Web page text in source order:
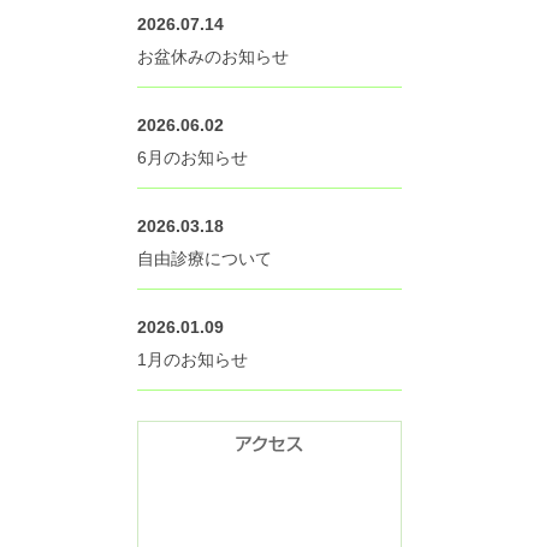
2026.07.14
お盆休みのお知らせ
2026.06.02
6月のお知らせ
2026.03.18
自由診療について
2026.01.09
1月のお知らせ